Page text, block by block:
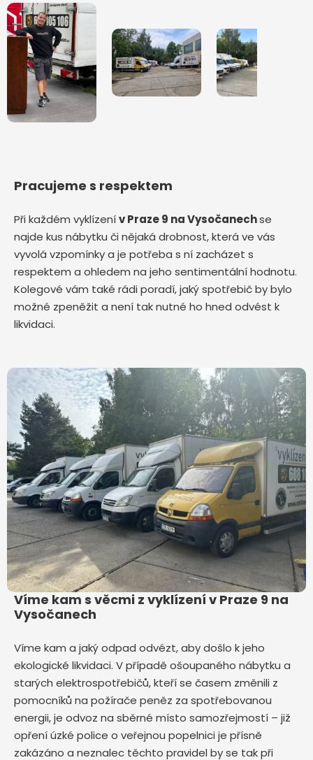
Pracujeme s respektem
Při každém vyklízenív Praze 9 na Vysočanechse
najde kus nábytku či nějaká drobnost, která ve vás
vyvolá vzpomínky a je potřeba s ní zacházet s
respektem a ohledem na jeho sentimentální hodnotu.
Kolegové vám také rádi poradí, jaký spotřebič by bylo
možné zpeněžit a není tak nutné ho hned odvést k
likvidaci.
Víme kam s věcmi z vyklízení v Praze 9 na
Vysočanech
Víme kam a jaký odpad odvézt, aby došlo k jeho
ekologické likvidaci. V případě ošoupaného nábytku a
starých elektrospotřebičů, kteří se časem změnili z
pomocníků na požírače peněz za spotřebovanou
energii, je odvoz na sběrné místo samozřejmostí – již
opření úzké police o veřejnou popelnici je přísně
zakázáno a neznalec těchto pravidel by se tak při